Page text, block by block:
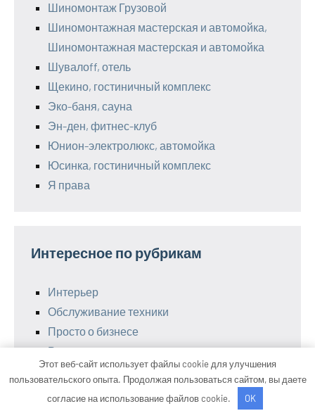
Шиномонтаж Грузовой
Шиномонтажная мастерская и автомойка,
Шиномонтажная мастерская и автомойка
Шувалоff, отель
Щекино, гостиничный комплекс
Эко-баня, сауна
Эн-ден, фитнес-клуб
Юнион-электролюкс, автомойка
Юсинка, гостиничный комплекс
Я права
Интересное по рубрикам
Интерьер
Обслуживание техники
Просто о бизнесе
Рекомендации для ремонта
Современные помощники
Этот веб-сайт использует файлы cookie для улучшения
пользовательского опыта. Продолжая пользоваться сайтом, вы даете
согласие на использование файлов cookie.
OK